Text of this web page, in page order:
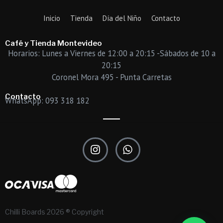
Inicio Tienda Día del Niño Contacto
Café y Tienda Montevideo
Horarios: Lunes a Viernes de 12:00 a 20:15 -Sábados de 10 a
20:15
Coronel Mora 495 - Punta Carretas
Contacto
WhatsApp: 093 318 182
Chilli Boards 2026 ® Copyright
I
n
s
a
W
h
a